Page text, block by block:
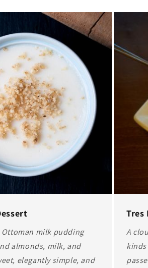
milk pudding
almonds, milk, and
elegantly simple, and
Tres
A